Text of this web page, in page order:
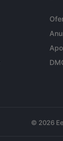
© 2026